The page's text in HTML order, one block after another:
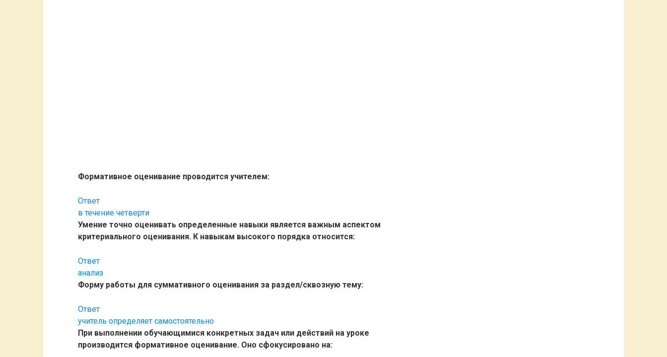
Формативное оценивание проводится учителем:
Ответ
в течение четверти
Умение точно оценивать определенные навыки является важным аспектом
критериального оценивания. К навыкам высокого порядка относится:
Ответ
анализ
Форму работы для суммативного оценивания за раздел/сквозную тему:
Ответ
учитель определяет самостоятельно
При выполнении обучающимися конкретных задач или действий на уроке
производится формативное оценивание. Оно сфокусировано на: